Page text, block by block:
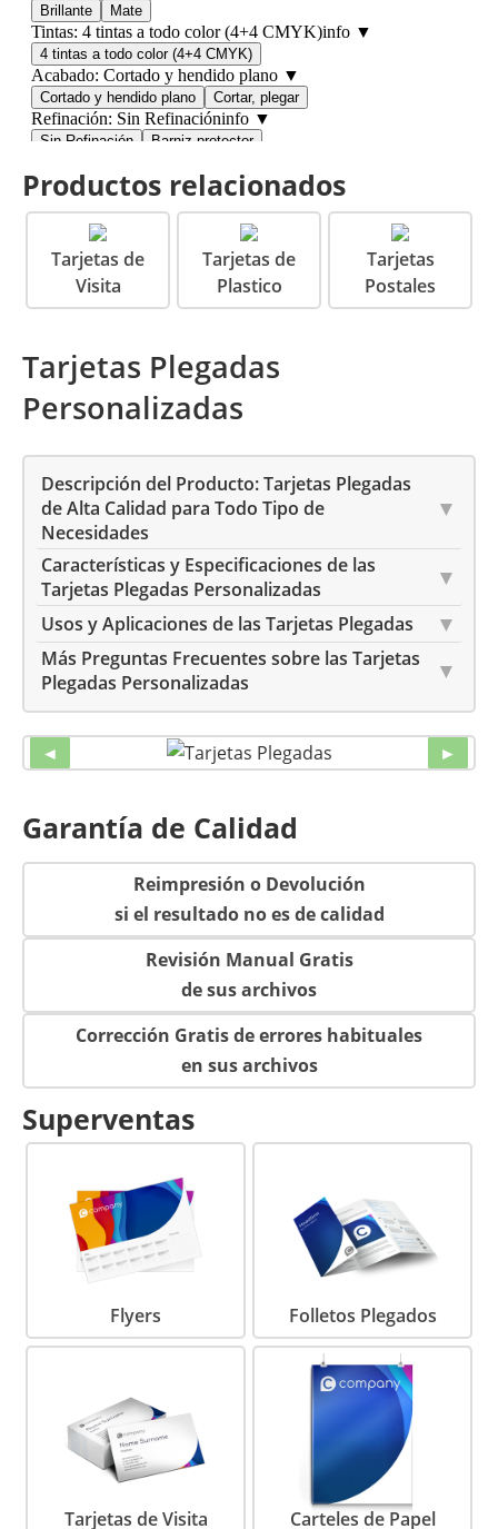
Productos relacionados
Tarjetas de
Visita
Tarjetas de
Plastico
Tarjetas
Postales
Tarjetas Plegadas
Personalizadas
Descripción del Producto: Tarjetas Plegadas
de Alta Calidad para Todo Tipo de
Necesidades
Características y Especificaciones de las
Tarjetas Plegadas Personalizadas
Usos y Aplicaciones de las Tarjetas Plegadas
Más Preguntas Frecuentes sobre las Tarjetas
Plegadas Personalizadas
◄ ►
Garantía de Calidad
Reimpresión o Devolución
si el resultado no es de calidad
Revisión Manual Gratis
de sus archivos
Corrección Gratis de errores habituales
en sus archivos
Superventas
Flyers Folletos Plegados
Tarjetas de Visita Carteles de Papel